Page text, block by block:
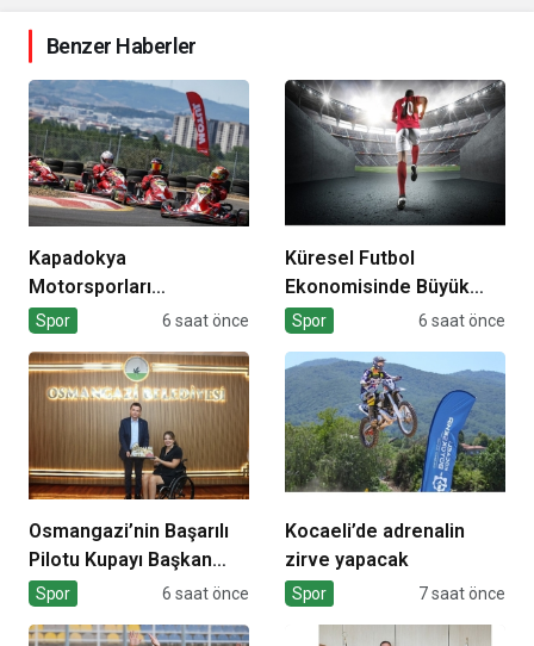
Benzer Haberler
Kapadokya
Motorsporları
Kompleksi Açılıyor
Spor 6 saat önce
Küresel Futbol
Ekonomisinde Büyük
Dönüşüm!
Spor 6 saat önce
Osmangazi’nin Başarılı
Pilotu Kupayı Başkan
Aydın’la Paylaştı
Spor 6 saat önce
Kocaeli’de adrenalin
zirve yapacak
Spor 7 saat önce